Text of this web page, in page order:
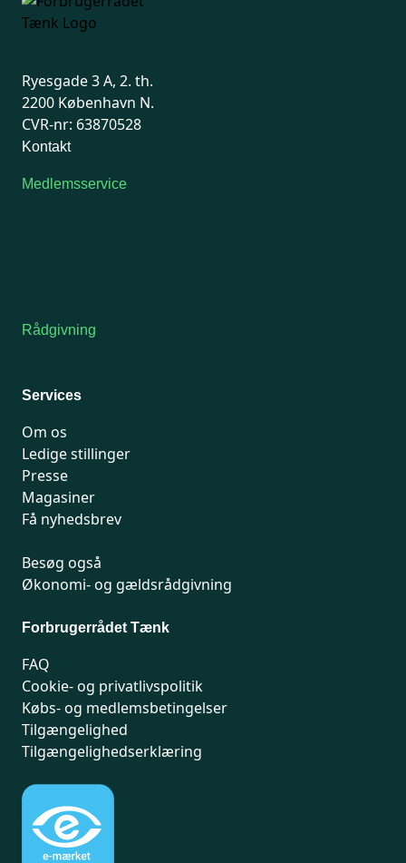
Ryesgade 3 A, 2. th.
2200 København N.
CVR-nr: 63870528
Kontakt
Medlemsservice
Rådgivning
Services
Om os
Ledige stillinger
Presse
Magasiner
Få nyhedsbrev
Besøg også
Økonomi- og gældsrådgivning
Forbrugerrådet Tænk
FAQ
Cookie- og privatlivspolitik
Købs- og medlemsbetingelser
Tilgængelighed
Tilgængelighedserklæring